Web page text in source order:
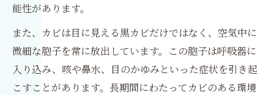
能性があります。
また、カビは目に見える黒カビだけではなく、空気中に
微細な胞子を常に放出しています。この胞子は呼吸器に
入り込み、咳や鼻水、目のかゆみといった症状を引き起
こすことがあります。長期間にわたってカビのある環境